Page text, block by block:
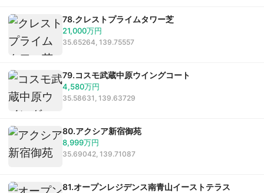
78.クレストプライムタワー芝
21,000万円
35.65264, 139.75557
79.コスモ武蔵中原ウイングコート
4,580万円
35.58631, 139.63729
80.アクシア新宿御苑
8,999万円
35.69042, 139.71087
81.オープンレジデンス南青山イーストテラス